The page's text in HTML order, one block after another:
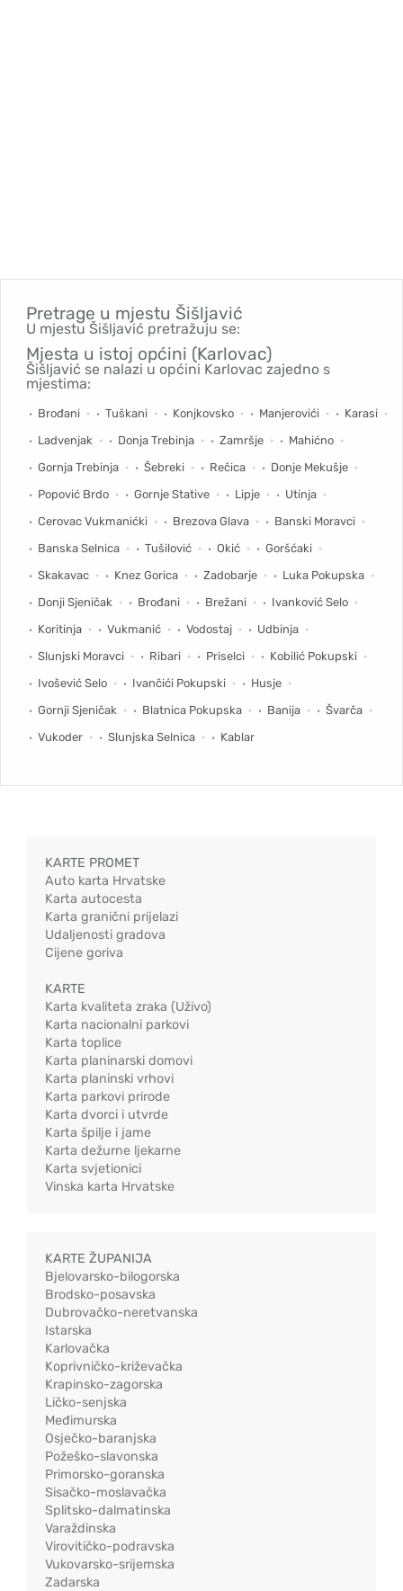
Pretrage u mjestu Šišljavić
U mjestu Šišljavić pretražuju se:
Mjesta u istoj općini (Karlovac)
Šišljavić se nalazi u općini Karlovac zajedno s
mjestima:
Brođani Tuškani Konjkovsko Manjerovići
Karasi
Ladvenjak
Donja Trebinja Zamršje
Mahićno
Gornja Trebinja
Šebreki Rečica
Donje Mekušje
Popović Brdo
Gornje Stative Lipje
Utinja
Cerovac Vukmanićki
Brezova Glava
Banski Moravci
Banska Selnica
Tušilović Okić
Goršćaki
Skakavac
Knez Gorica Zadobarje
Luka Pokupska
Donji Sjeničak
Brođani Brežani
Ivanković Selo
Koritinja
Vukmanić Vodostaj
Udbinja
Slunjski Moravci
Ribari Priselci
Kobilić Pokupski
Ivošević Selo
Ivančići Pokupski
Husje
Gornji Sjeničak
Blatnica Pokupska Banija
Švarča
Vukoder
Slunjska Selnica Kablar
KARTE PROMET
Auto karta Hrvatske
Karta autocesta
Karta granični prijelazi
Udaljenosti gradova
Cijene goriva
KARTE
Karta kvaliteta zraka (Uživo)
Karta nacionalni parkovi
Karta toplice
Karta planinarski domovi
Karta planinski vrhovi
Karta parkovi prirode
Karta dvorci i utvrde
Karta špilje i jame
Karta dežurne ljekarne
Karta svjetionici
Vinska karta Hrvatske
KARTE ŽUPANIJA
Bjelovarsko-bilogorska
Brodsko-posavska
Dubrovačko-neretvanska
Istarska
Karlovačka
Koprivničko-križevačka
Krapinsko-zagorska
Ličko-senjska
Međimurska
Osječko-baranjska
Požeško-slavonska
Primorsko-goranska
Sisačko-moslavačka
Splitsko-dalmatinska
Varaždinska
Virovitičko-podravska
Vukovarsko-srijemska
Zadarska